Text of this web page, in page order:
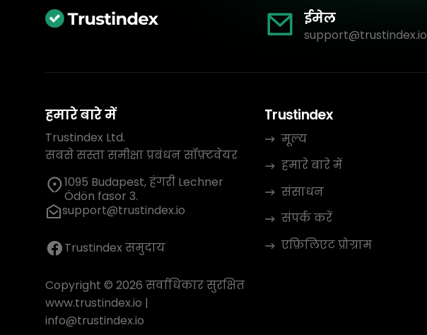
ईमेल
support@trustindex.io
हमारे बारे में
Trustindex Ltd.
सबसे सस्ता समीक्षा प्रबंधन सॉफ़्टवेयर
1095 Budapest, हंगरी Lechner
Ödön fasor 3.
support@trustindex.io
Trustindex समुदाय
Copyright © 2026 सर्वाधिकार सुरक्षित
www.trustindex.io |
info@trustindex.io
Trustindex
मूल्य
हमारे बारे में
संसाधन
संपर्क करें
एफ़िलिएट प्रोग्राम